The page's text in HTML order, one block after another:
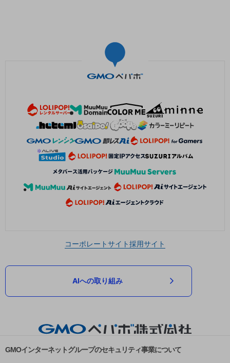
コーポレートサイト採用サイト
AIへの取り組み
GMOインターネットグループのセキュリティ事業について